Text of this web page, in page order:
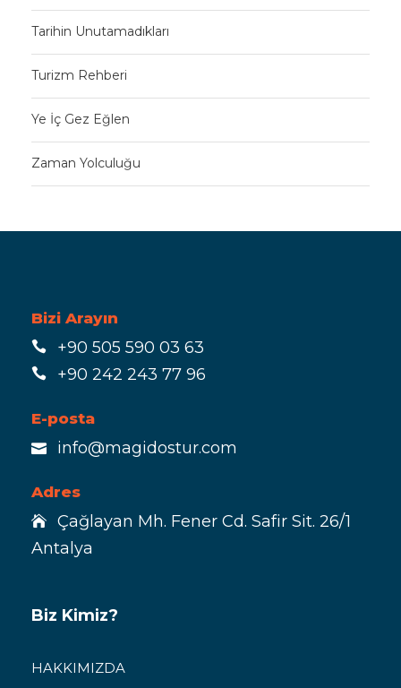
Tarihin Unutamadıkları
Turizm Rehberi
Ye İç Gez Eğlen
Zaman Yolculuğu
Bizi Arayın
+90 505 590 03 63
+90 242 243 77 96
E-posta
info@magidostur.com
Adres
Çağlayan Mh. Fener Cd. Safir Sit. 26/1
Antalya
Biz Kimiz?
HAKKIMIZDA